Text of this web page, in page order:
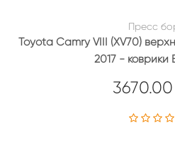
Пресс
Toyota Camry VIII (XV70)
2017 - коврики